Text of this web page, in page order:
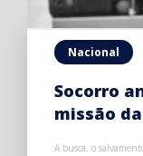
Nacional
Socorro
missão
A busca, o